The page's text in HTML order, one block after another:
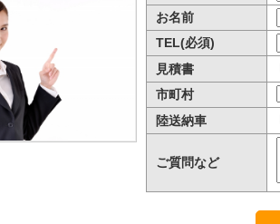
お名前
TEL(必須)
見積書
市町村
陸送納車
ご質問など